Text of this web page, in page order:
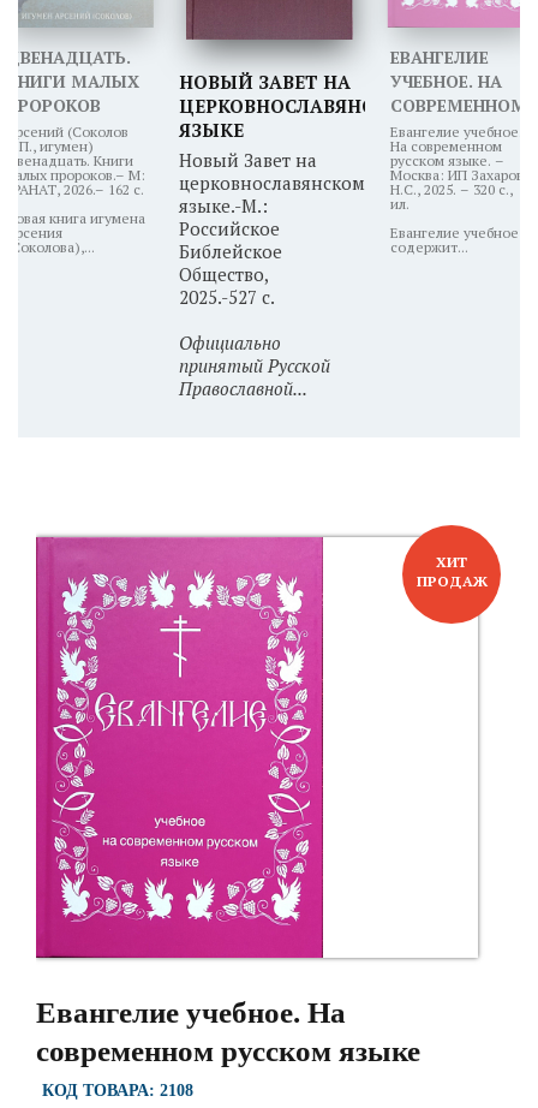
ДВЕНАДЦАТЬ.
КНИГИ МАЛЫХ
ПРОРОКОВ
Арсений (Соколов
А.П., игумен)
Двенадцать. Книги
малых пророков.– М:
ГРАНАТ, 2026.– 162 с.
Новая книга игумена
Арсения
(Соколова),...
НОВЫЙ ЗАВЕТ НА
ЦЕРКОВНОСЛАВЯНСКОМ
ЯЗЫКЕ
Новый Завет на
церковнославянском
языке.-М.:
Российское
Библейское
Общество,
2025.-527 с.
Официально
принятый Русской
Православной...
ЕВАНГЕЛИЕ
УЧЕБНОЕ. НА
СОВРЕМЕННОМ
РУССКОМ
ЯЗЫКЕ
Евангелие учебное.
На современном
русском языке. –
Москва: ИП Захаров
Н.С., 2025. – 320 с.,
ил.
Евангелие учебное
содержит...
ХИТ
ПРОДАЖ
Евангелие учебное. На
современном русском языке
КОД ТОВАРА: 2108